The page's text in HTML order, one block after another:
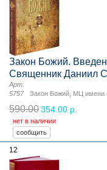
Закон Божий.
Священник Даниил
Закон Божий МЦ имени
Арт.
5757
590.00354.00 р.
нет в наличии
12